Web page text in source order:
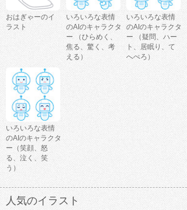
おはぎゃーのイ
ラスト
いろいろな表情
のAIのキャラクタ
ー （ひらめく、
焦る、驚く、考
える）
いろいろな表情
のAIのキャラクタ
ー （疑問、ハー
ト、居眠り、て
へぺろ）
いろいろな表情
のAIのキャラクタ
ー（笑顔、怒
る、泣く、笑
う）
人気のイラスト